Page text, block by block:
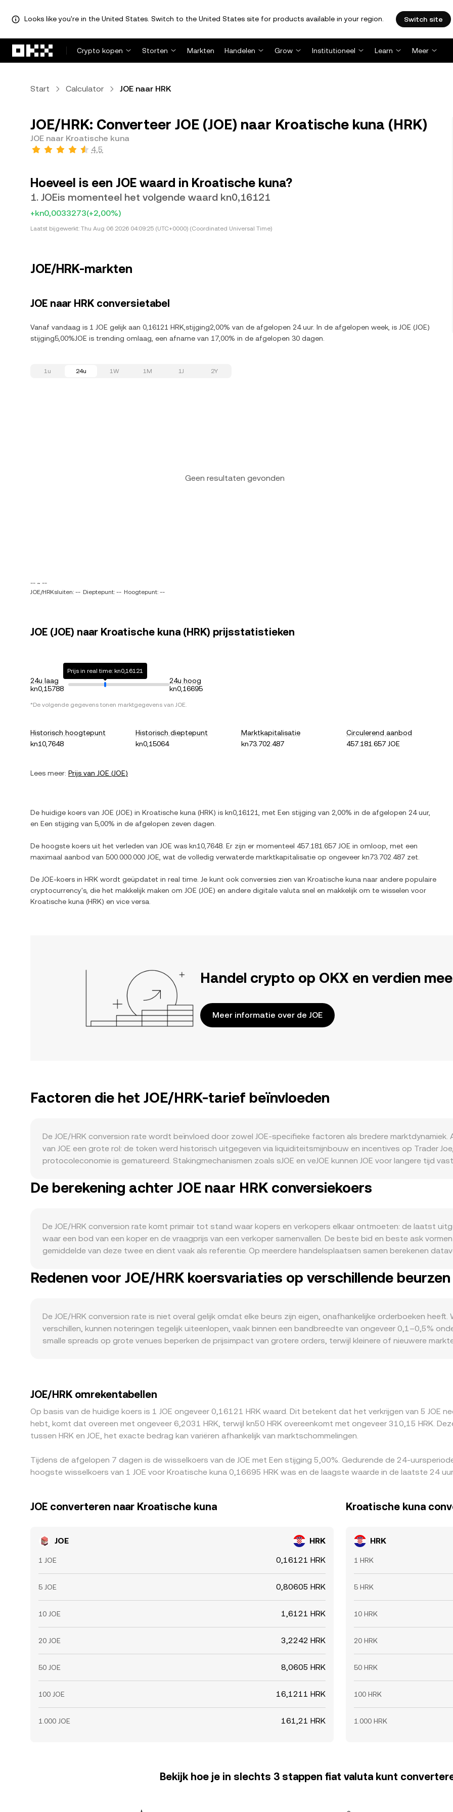
Looks like you're in the United States. Switch to the United States site for products available in your region. Switch site
Crypto kopen
Storten Markten Handelen Grow Institutioneel Learn Meer
Start Calculator JOE naar HRK
JOE/HRK: Converteer JOE (JOE) naar Kroatische kuna (HRK)
JOE naar Kroatische kuna
4,5
Hoeveel is een JOE waard in Kroatische kuna?
1. JOEis momenteel het volgende waard kn0,16121
+kn0,0033273(+2,00%)
Laatst bijgewerkt: Thu Aug 06 2026 04:09:25 (UTC+0000) (Coordinated Universal Time)
JOE/HRK-markten
JOE naar HRK conversietabel
Vanaf vandaag is 1 JOE gelijk aan 0,16121 HRK,stijging2,00% van de afgelopen 24 uur. In de afgelopen week, is JOE (JOE)
stijging5,00%JOE is trending omlaag, een afname van 17,00% in de afgelopen 30 dagen.
1u 24u 1W 1M 1J 2Y
Geen resultaten gevonden
-- ~ --
JOE/HRKsluiten: -- Dieptepunt: -- Hoogtepunt: --
JOE (JOE) naar Kroatische kuna (HRK) prijsstatistieken
24u laag
kn0,15788
Prijs in real time: kn0,16121
24u hoog
kn0,16695
*De volgende gegevens tonen marktgegevens van JOE.
Historisch hoogtepunt
kn10,7648
Historisch dieptepunt
kn0,15064
Marktkapitalisatie
kn73.702.487
Circulerend aanbod
457.181.657 JOE
Lees meer: Prijs van JOE (JOE)
De huidige koers van JOE (JOE) in Kroatische kuna (HRK) is kn0,16121 , met Een stijging van 2,00% in de afgelopen 24 uur,
en Een stijging van 5,00% in de afgelopen zeven dagen.
De hoogste koers uit het verleden van JOE was kn10,7648 . Er zijn er momenteel 457.181.657 JOE in omloop, met een
maximaal aanbod van 500.000.000 JOE , wat de volledig verwaterde marktkapitalisatie op ongeveer kn73.702.487 zet.
De JOE-koers in HRK wordt geüpdatet in real time. Je kunt ook conversies zien van Kroatische kuna naar andere populaire
cryptocurrency's, die het makkelijk maken om JOE (JOE) en andere digitale valuta snel en makkelijk om te wisselen voor
Kroatische kuna (HRK) en vice versa.
Handel crypto op OKX en verdien
Meer informatie over de JOE
Factoren die het JOE/HRK-tarief beïnvloeden
De JOE/HRK conversion rate wordt beïnvloed door zowel JOE-specifieke factoren als bredere
van JOE een grote rol: de token werd historisch uitgegeven via liquiditeitsmijnbouw en incentives op Trader
protocoleconomie is gematureerd. Stakingmechanismen zoals sJOE en veJOE kunnen JOE voor langere tijd
verder beïnvloeden. Aan de vraagzijde komt de drijvende kracht uit de activiteit binnen het Trader Joe-
volumes in de Liquidity Book AMM, meer LP’s die veJOE-boosts nastreven, en gebruikers die sJOE staken
domineren, ongeacht protocolnieuws. Aan de HRK-kant kan de relatieve sterkte van de Kroatische kuna
renteverwachtingen en FX-liquiditeit de in HRK uitgedrukte JOE-waardering beïnvloeden. Regelgevende
voor DEX’s, de behandeling van stakingbeloningen, of classificatiedebatten rond utility-tokens kunnen tot
KYC/AML-eisen die toegang tot JOE-markten beperken of verruimen. Ten slotte zorgen technische
perpetuals kunnen de spotprijs tijdelijk omhoog of omlaag duwen, expiraties van derivaten waar beschikbaar
stromen tussen beurzen en de Trader Joe DEX beïnvloeden liquiditeit en kortetermijnschommelingen.
De berekening achter JOE naar HRK conversiekoers
De JOE/HRK conversion rate komt primair tot stand waar kopers en verkopers elkaar ontmoeten: de laatst
waar een bod van een koper en de vraagprijs van een verkoper samenvallen. De beste bid en beste ask
gemiddelde van deze twee en dient vaak als referentie. Op meerdere handelsplaatsen samen berekenen
waarde = JOE-hoeveelheid × conversion rate, en JOE-hoeveelheid = HRK-waarde / conversion rate. Naast
zichtbare rol. Veel AMM-pools volgen een wiskundig invariant zoals x × y = k, waarbij de prijs in een pool
waartegen JOE kan worden verhandeld. In de praktijk combineren platforms spotorderboeken, DEX-prijzen
JOE/HRK-referentie die zowel de laatste match in het orderboek als de volumeverdeling over markten
Redenen voor JOE/HRK koersvariaties op verschillende beurzen
De JOE/HRK conversion rate is niet overal gelijk omdat elke beurs zijn eigen, onafhankelijke orderboeken
verschillen, kunnen noteringen tegelijk uiteenlopen, vaak binnen een bandbreedte van ongeveer 0,1–0,5%
smalle spreads op grote venues beperken de prijsimpact van grotere orders, terwijl kleinere of nieuwere
functies in bepaalde rechtsgebieden verschilt. Arbitrageurs kopen waar JOE goedkoper is en verkopen waar
verkleint, maar fricties zoals opnamekosten, netwerkcongestie en limieten op markten zorgen ervoor dat
JOE/HRK omrekentabellen
Op basis van de huidige koers is 1 JOE ongeveer 0,16121 HRK waard. Dit betekent dat het verkrijgen van 5 JOE
hebt, komt dat overeen met ongeveer 6,2031 HRK, terwijl kn50 HRK overeenkomt met ongeveer 310,15 HRK.
tussen HRK en JOE, het exacte bedrag kan variëren afhankelijk van marktschommelingen.
Tijdens de afgelopen 7 dagen is de wisselkoers van de JOE met Een stijging 5,00%. Gedurende de 24-
hoogste wisselkoers van 1 JOE voor Kroatische kuna 0,16695 HRK was en de laagste waarde in de laatste 24
JOE converteren naar Kroatische kuna
JOE HRK
1 JOE 0,16121 HRK
5 JOE 0,80605 HRK
10 JOE 1,6121 HRK
20 JOE 3,2242 HRK
50 JOE 8,0605 HRK
100 JOE 16,1211 HRK
1.000 JOE 161,21 HRK
Kroatische kuna
HRK
1 HRK
5 HRK
10 HRK
20 HRK
50 HRK
100 HRK
1.000 HRK
Bekijk hoe je in slechts 3 stappen fiat valuta kunt